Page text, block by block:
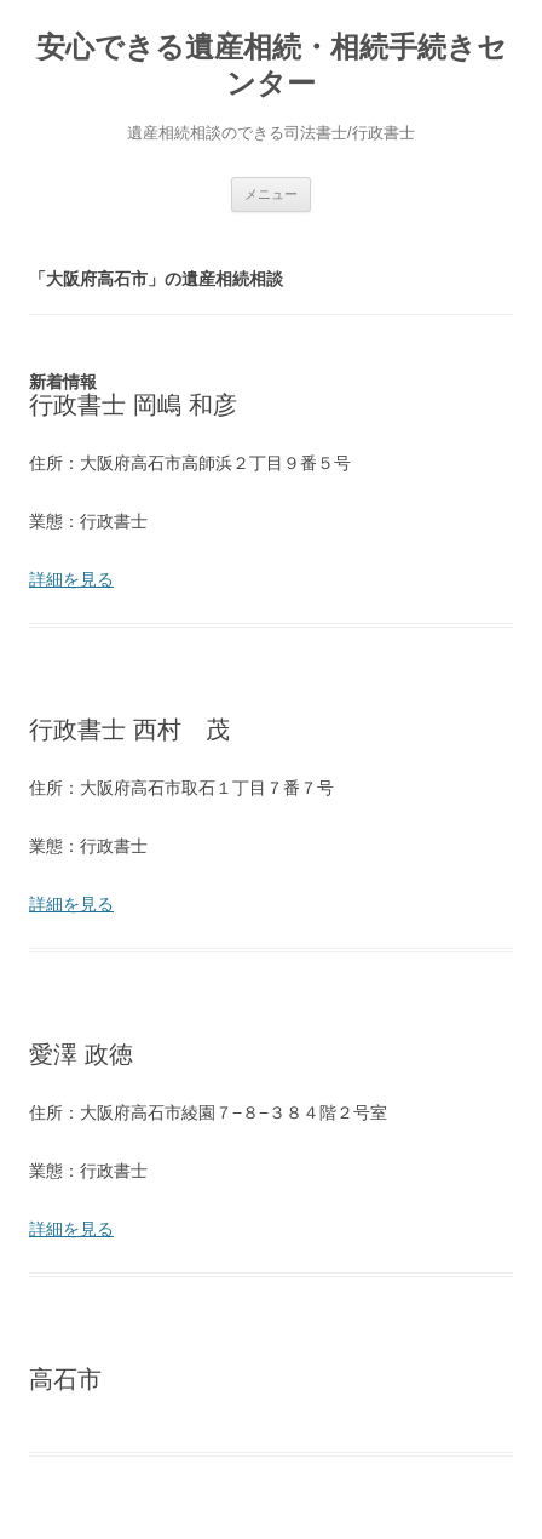
安心できる遺産相続・相続手続きセ
ンター
遺産相続相談のできる司法書士/行政書士
メニュー
「大阪府高石市」の遺産相続相談
新着情報
行政書士 岡嶋 和彦
住所：大阪府高石市高師浜２丁目９番５号
業態：行政書士
詳細を見る
行政書士 西村 茂
住所：大阪府高石市取石１丁目７番７号
業態：行政書士
詳細を見る
愛澤 政徳
住所：大阪府高石市綾園７−８−３８４階２号室
業態：行政書士
詳細を見る
高石市